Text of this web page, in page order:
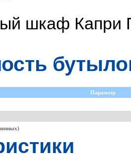
шкаф Капри
Параметр